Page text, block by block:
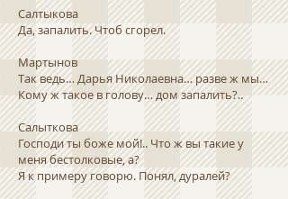
Салтыкова
Да, запалить. Чтоб сгорел.
Мартынов
Так ведь… Дарья Николаевна… разве ж мы…
Кому ж такое в голову… дом запалить?..
Салыткова
Господи ты боже мой!.. Что ж вы такие у
меня бестолковые, а?
Я к примеру говорю. Понял, дуралей?